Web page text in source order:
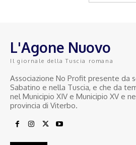
L'Agone Nuovo
Il giornale della Tuscia romana
Associazione No Profit presente da
Sabatino e nella Tuscia, e che da
nel Municipio XIV e Municipio XV e
provincia di Viterbo.